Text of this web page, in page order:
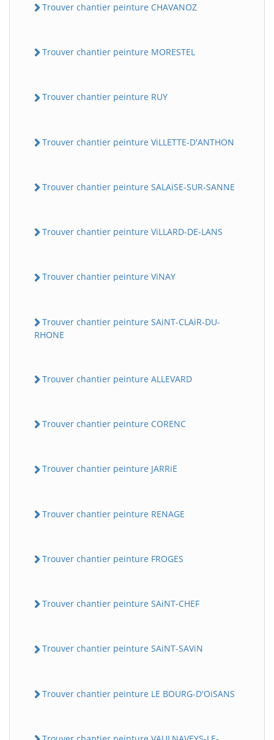
Trouver chantier peinture CHAVANOZ
Trouver chantier peinture MORESTEL
Trouver chantier peinture RUY
Trouver chantier peinture ViLLETTE-D'ANTHON
Trouver chantier peinture SALAiSE-SUR-SANNE
Trouver chantier peinture ViLLARD-DE-LANS
Trouver chantier peinture ViNAY
Trouver chantier peinture SAiNT-CLAiR-DU-
RHONE
Trouver chantier peinture ALLEVARD
Trouver chantier peinture CORENC
Trouver chantier peinture JARRiE
Trouver chantier peinture RENAGE
Trouver chantier peinture FROGES
Trouver chantier peinture SAiNT-CHEF
Trouver chantier peinture SAiNT-SAViN
Trouver chantier peinture LE BOURG-D'OiSANS